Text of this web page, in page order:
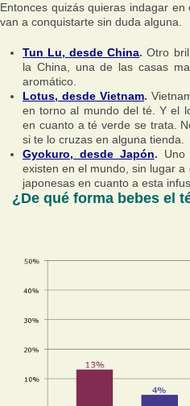
Entonces quizás quieras indagar
van a conquistarte sin duda alguna.
Tun Lu, desde China. Otro
la China, una de las casas
aromático.
Lotus, desde Vietnam.
en torno al mundo del té. Y el
en cuanto a té verde se trata.
si te lo cruzas en alguna tienda.
Gyokuro, desde Japón. Uno
existen en el mundo, sin lugar
japonesas en cuanto a esta
¿De qué forma bebes el